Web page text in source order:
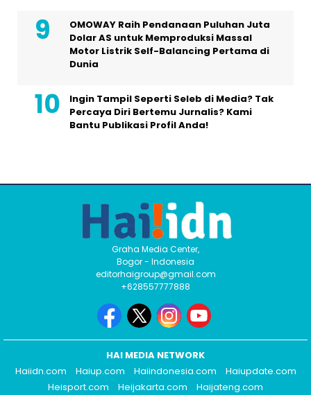
OMOWAY Raih Pendanaan Puluhan Juta
Dolar AS untuk Memproduksi Massal
Motor Listrik Self-Balancing Pertama di
Dunia
Ingin Tampil Seperti Seleb di Media? Tak
Percaya Diri Bertemu Jurnalis? Kami
Bantu Publikasi Profil Anda!
Graha Media Center,
Bogor - Indonesia
editorhaigroup@gmail.com
+628557777888
HAI MEDIA NETWORK
Haiidn.com
Haiup.com Haiindonesia.com
Haiupdate.com
Heisport.com
Heijakarta.com
Haijateng.com